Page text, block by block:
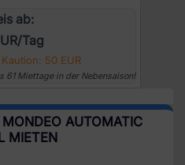
ab:
Tag
50 EUR
61 Miettage in der Nebensaison!
AUTOMATIC
MIETEN